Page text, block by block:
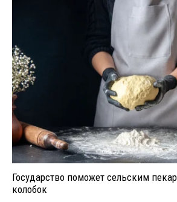
Государство поможет сельским
колобок